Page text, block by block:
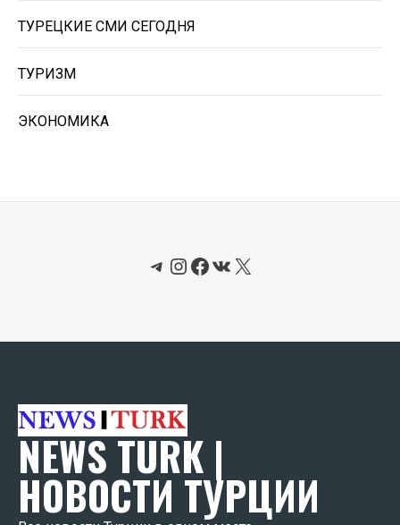
ТУРЕЦКИЕ СМИ СЕГОДНЯ
ТУРИЗМ
ЭКОНОМИКА
Telegram
Instagram
Facebook
ВКонтакте
X
NEWS TURK |
НОВОСТИ ТУРЦИИ